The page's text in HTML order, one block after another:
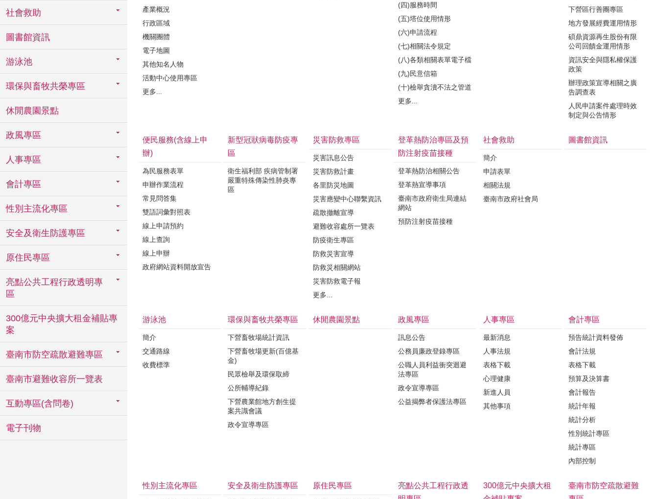
社會救助
圖書館資訊
游泳池
環保與畜牧共榮專區
休閒農園景點
政風專區
人事專區
會計專區
性別主流化專區
安全及衛生防護專區
原住民專區
亮點公共工程行政透明專
區
300億元中央擴大租金補貼專
案
臺南市防空疏散避難專區
臺南市避難收容所一覽表
互動專區(含問卷)
電子刊物
產業概況
行政區域
機關團體
電子地圖
其他知名人物
活動中心使用專區
更多...
(四)服務時間
(五)塔位使用情形
(六)申請流程
(七)相關法令規定
(八)各類相關表單電子檔
(九)民意信箱
(十)檢舉貪瀆不法之管道
更多...
下營區行善團專區
地方發展經費運用情形
碩鼎資源再生股份有限
公司回饋金運用情形
資訊安全與隱私權保護
政策
辦理政策宣導相關之廣
告調查表
人民申請案件處理時效
制定與公告情形
便民服務(含線上申
辦)
為民服務表單
申辦作業流程
常見問答集
雙語詞彙對照表
線上申請預約
線上查詢
線上申辦
政府網站資料開放宣告
新型冠狀病毒防疫專
區
衛生福利部 疾病管制署
嚴重特殊傳染性肺炎專
區
災害防救專區
災害訊息公告
災害防救計畫
各里防災地圖
災害應變中心聯繫資訊
疏散撤離宣導
避難收容處所一覽表
防疫衛生專區
防救災害宣導
防救災相關網站
災害防救電子報
更多...
登革熱防治專區及預
防注射疫苗接種
登革熱防治相關公告
登革熱宣導事項
臺南市政府衛生局連結
網站
預防注射疫苗接種
社會救助
簡介
申請表單
相關法規
臺南市政府社會局
圖書館資訊
游泳池
簡介
交通路線
收費標準
環保與畜牧共榮專區
下營畜牧場統計資訊
下營畜牧場更新(百億基
金)
民眾檢舉及環保取締
公所輔導紀錄
下營農業館地方創生提
案共識會議
政令宣導專區
休閒農園景點 政風專區
訊息公告
公務員廉政登錄專區
公職人員利益衝突迴避
法專區
政令宣導專區
公益揭弊者保護法專區
人事專區
最新消息
人事法規
表格下載
心理健康
新進人員
其他事項
會計專區
預告統計資料發佈
會計法規
表格下載
預算及決算書
會計報告
統計年報
統計分析
性別統計專區
統計專區
內部控制
性別主流化專區 安全及衛生防護專區 原住民專區
亮點公共工程行政透
300億元中央擴大租
臺南市防空疏散避難